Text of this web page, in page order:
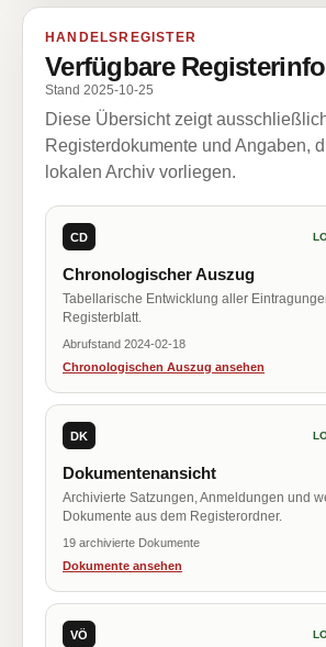
HANDELSREGISTER
Verfügbare
Stand 2025-10-25
Diese Übersicht zeigt
Registerdokumente und Angaben,
lokalen Archiv vorliegen.
CD
Chronologischer Auszug
Tabellarische Entwicklung aller
Registerblatt.
Abrufstand 2024-02-18
Chronologischen Auszug ansehen
DK
Dokumentenansicht
Archivierte Satzungen, Anmeldungen und
Dokumente aus dem Registerordner.
19 archivierte Dokumente
Dokumente ansehen
VÖ